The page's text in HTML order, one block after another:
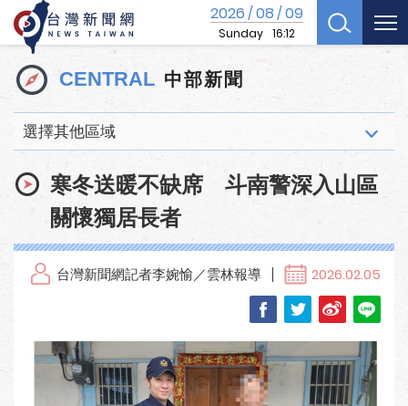
2026/08/09
Sunday 16:12
CENTRAL 中部新聞
選擇其他區域
寒冬送暖不缺席 斗南警深入山區
關懷獨居長者
台灣新聞網記者李婉愉／雲林報導 2026.02.05